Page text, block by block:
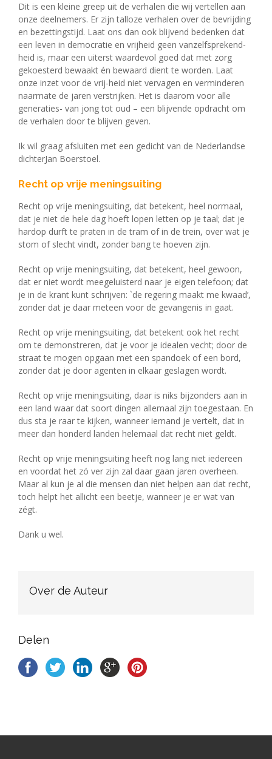
Dit is een kleine greep uit de verhalen die wij vertellen aan
onze deelnemers. Er zijn talloze verhalen over de bevrijding
en bezettingstijd. Laat ons dan ook blijvend bedenken dat
een leven in democratie en vrijheid geen vanzelfsprekend-
heid is, maar een uiterst waardevol goed dat met zorg
gekoesterd bewaakt én bewaard dient te worden. Laat
onze inzet voor de vrij-heid niet vervagen en verminderen
naarmate de jaren verstrijken. Het is daarom voor alle
generaties- van jong tot oud – een blijvende opdracht om
de verhalen door te blijven geven.
Ik wil graag afsluiten met een gedicht van de Nederlandse
dichterJan Boerstoel.
Recht op vrije meningsuiting
Recht op vrije meningsuiting, dat betekent, heel normaal,
dat je niet de hele dag hoeft lopen letten op je taal; dat je
hardop durft te praten in de tram of in de trein, over wat je
stom of slecht vindt, zonder bang te hoeven zijn.
Recht op vrije meningsuiting, dat betekent, heel gewoon,
dat er niet wordt meegeluisterd naar je eigen telefoon; dat
je in de krant kunt schrijven: `de regering maakt me kwaad’,
zonder dat je daar meteen voor de gevangenis in gaat.
Recht op vrije meningsuiting, dat betekent ook het recht
om te demonstreren, dat je voor je idealen vecht; door de
straat te mogen opgaan met een spandoek of een bord,
zonder dat je door agenten in elkaar geslagen wordt.
Recht op vrije meningsuiting, daar is niks bijzonders aan in
een land waar dat soort dingen allemaal zijn toegestaan. En
dus sta je raar te kijken, wanneer iemand je vertelt, dat in
meer dan honderd landen helemaal dat recht niet geldt.
Recht op vrije meningsuiting heeft nog lang niet iedereen
en voordat het zó ver zijn zal daar gaan jaren overheen.
Maar al kun je al die mensen dan niet helpen aan dat recht,
toch helpt het allicht een beetje, wanneer je er wat van
zégt.
Dank u wel.
Over de Auteur
Delen